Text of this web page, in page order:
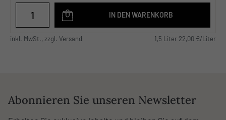
IN DEN WARENKORB
inkl. MwSt., zzgl. Versand 1,5 Liter 22,00 €/Liter
Abonnieren Sie unseren Newsletter